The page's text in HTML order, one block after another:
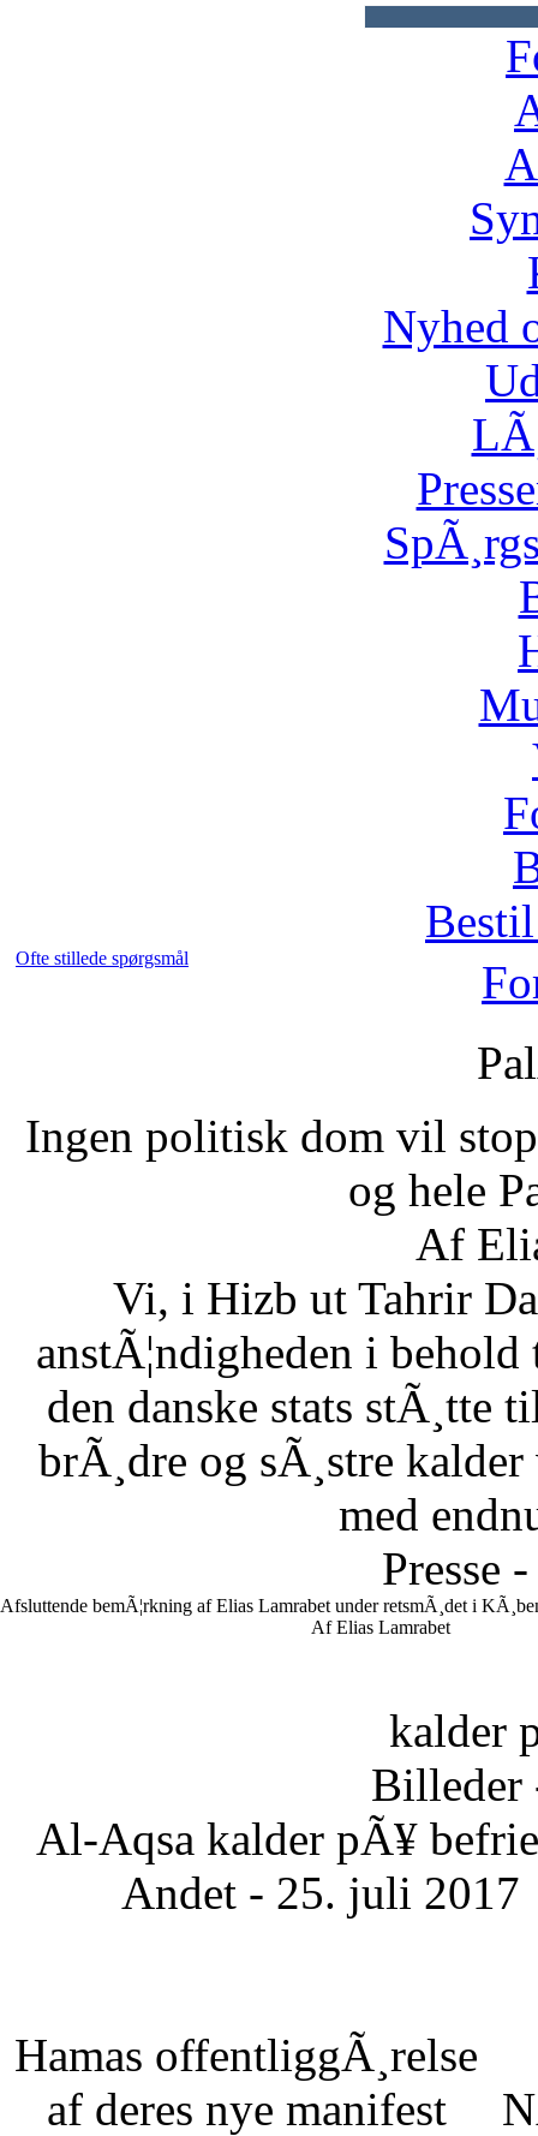
Nyhed
Ofte stillede spørgsmål
Ingen politisk dom vil
og hele
Af
Vi, i Hizb ut Tahrir
anstÃ¦ndigheden i
den danske stats stÃ¸tte
brÃ¸dre og sÃ¸stre
med
Presse
Afsluttende bemÃ¦rkning af Elias Lamrabet under retsmÃ¸det i
Af Elias Lamrabet
kalder
Billeder
Al-Aqsa kalder pÃ¥
Andet - 25. juli 2017
Hamas offentliggÃ¸relse
af deres nye manifest